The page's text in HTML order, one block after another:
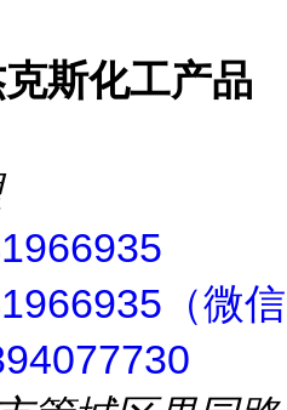
斯化工产品
（微信